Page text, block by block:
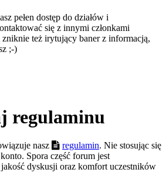
pełen dostęp do działów i
się z innymi członkami
zniknie też irytujący baner z informacją,
;-)
regulaminu
nasz regulamin. Nie stosując się
Spora część forum jest
dyskusji oraz komfort uczestników